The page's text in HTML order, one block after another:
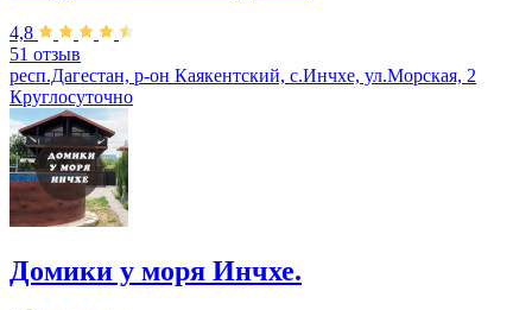
4,8
51 отзыв
респ.Дагестан, р-он Каякентский, с.Инчхе, ул.Морская, 2
Круглосуточно
Домики у моря Инчхе.